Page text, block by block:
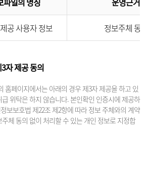
공 사용자 정보 정보주체 동의
자 제공 동의
홈페이지에서는 아래의 경우 제3자 제공을 하고 있
위탁은 하지 않습니다. 본인확인 인증시에 제공하
보보호법 제22조 제2항에 따라 정보 주체와의 계약
체 동의 없이 처리할 수 있는 개인 정보로 지정합